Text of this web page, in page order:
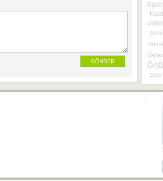
2010